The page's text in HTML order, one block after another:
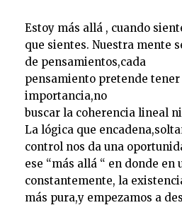
Estoy más allá , cuando
que sientes. Nuestra mente
de pensamientos,cada
pensamiento pretende
importancia,no
buscar la coherencia lineal ni
La lógica que
control nos da una
ese “más allá “ en donde en
constantemente, la
más pura,y empezamos a